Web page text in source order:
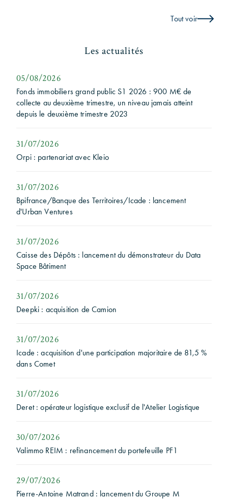
Tout voir
Les actualités
05/08/2026
Fonds immobiliers grand public S1 2026 : 900 M€ de
collecte au deuxième trimestre, un niveau jamais atteint
depuis le deuxième trimestre 2023
31/07/2026
Orpi : partenariat avec Kleio
31/07/2026
Bpifrance/Banque des Territoires/Icade : lancement
d'Urban Ventures
31/07/2026
Caisse des Dépôts : lancement du démonstrateur du Data
Space Bâtiment
31/07/2026
Deepki : acquisition de Camion
31/07/2026
Icade : acquisition d'une participation majoritaire de 81,5 %
dans Comet
31/07/2026
Deret : opérateur logistique exclusif de l'Atelier Logistique
30/07/2026
Valimmo REIM : refinancement du portefeuille PF1
29/07/2026
Pierre-Antoine Matrand : lancement du Groupe M